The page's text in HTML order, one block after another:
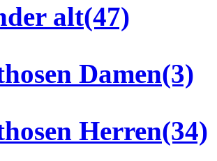
alt(47)
Damen(3)
Herren(34)